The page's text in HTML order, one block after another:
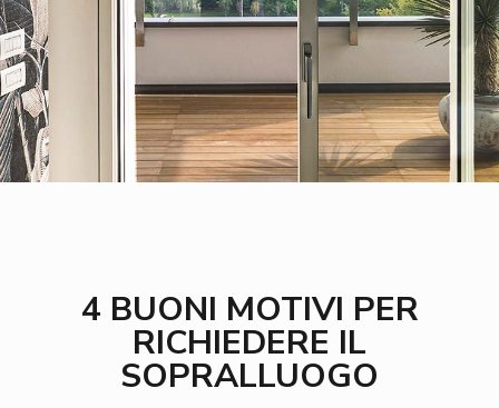
4 BUONI MOTIVI PER
RICHIEDERE IL
SOPRALLUOGO